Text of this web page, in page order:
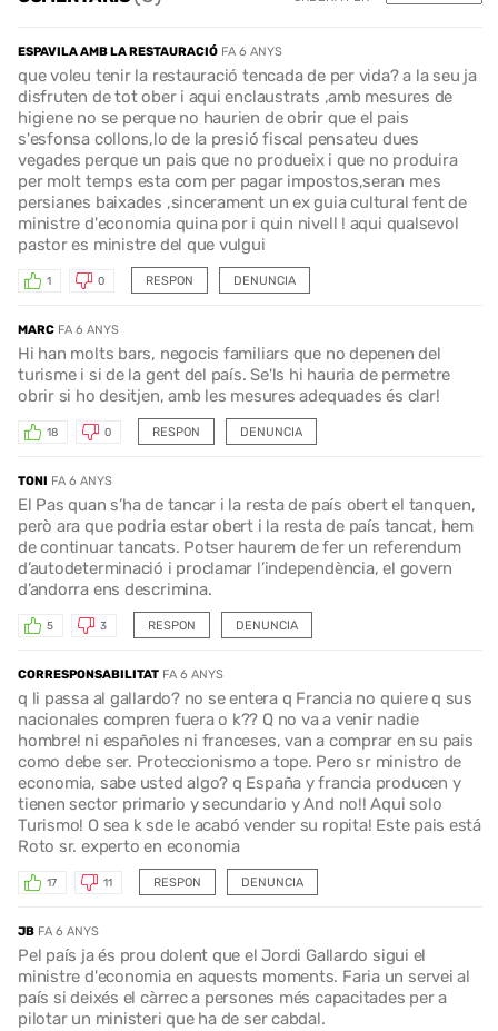
ESPAVILA AMB LA RESTAURACIÓ FA 6 ANYS
que voleu tenir la restauració tencada de per vida? a la seu ja
disfruten de tot ober i aqui enclaustrats ,amb mesures de
higiene no se perque no haurien de obrir que el pais
s'esfonsa collons,lo de la presió fiscal pensateu dues
vegades perque un pais que no produeix i que no produira
per molt temps esta com per pagar impostos,seran mes
persianes baixades ,sincerament un ex guia cultural fent de
ministre d'economia quina por i quin nivell ! aqui qualsevol
pastor es ministre del que vulgui
RESPON
1 0 DENUNCIA
MARC FA 6 ANYS
Hi han molts bars, negocis familiars que no depenen del
turisme i si de la gent del país. Se'ls hi hauria de permetre
obrir si ho desitjen, amb les mesures adequades és clar!
RESPON
18 0 DENUNCIA
TONI FA 6 ANYS
El Pas quan s’ha de tancar i la resta de país obert el tanquen,
però ara que podria estar obert i la resta de país tancat, hem
de continuar tancats. Potser haurem de fer un referendum
d’autodeterminació i proclamar l’independència, el govern
d’andorra ens descrimina.
RESPON
5 3 DENUNCIA
CORRESPONSABILITAT FA 6 ANYS
q li passa al gallardo? no se entera q Francia no quiere q sus
nacionales compren fuera o k?? Q no va a venir nadie
hombre! ni españoles ni franceses, van a comprar en su pais
como debe ser. Proteccionismo a tope. Pero sr ministro de
economia, sabe usted algo? q España y francia producen y
tienen sector primario y secundario y And no!! Aqui solo
Turismo! O sea k sde le acabó vender su ropita! Este pais está
Roto sr. experto en economia
RESPON
17 11 DENUNCIA
JB FA 6 ANYS
Pel país ja és prou dolent que el Jordi Gallardo sigui el
ministre d'economia en aquests moments. Faria un servei al
país si deixés el càrrec a persones més capacitades per a
pilotar un ministeri que ha de ser cabdal.